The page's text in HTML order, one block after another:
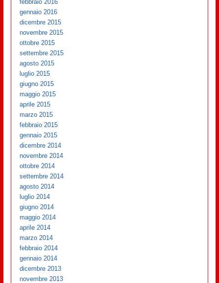
febbraio 2016
gennaio 2016
dicembre 2015
novembre 2015
ottobre 2015
settembre 2015
agosto 2015
luglio 2015
giugno 2015
maggio 2015
aprile 2015
marzo 2015
febbraio 2015
gennaio 2015
dicembre 2014
novembre 2014
ottobre 2014
settembre 2014
agosto 2014
luglio 2014
giugno 2014
maggio 2014
aprile 2014
marzo 2014
febbraio 2014
gennaio 2014
dicembre 2013
novembre 2013